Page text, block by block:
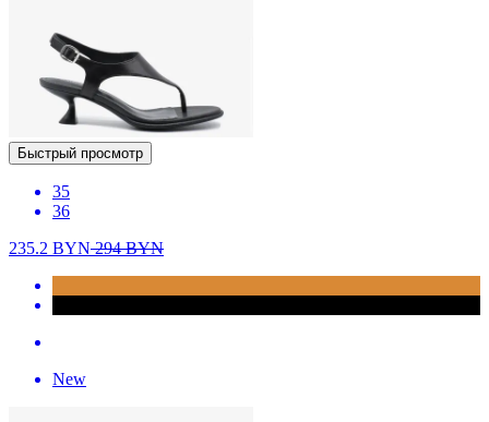
Быстрый просмотр
35
36
235.2 BYN294BYN
New